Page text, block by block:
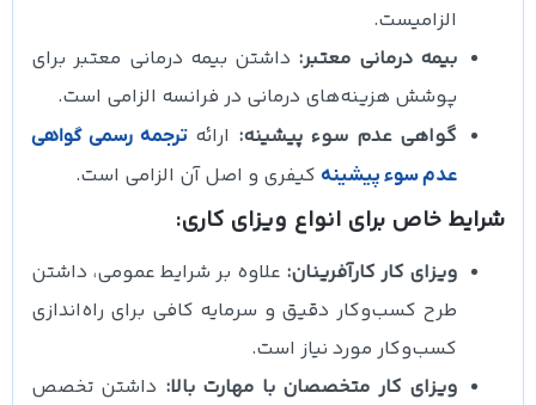
الزامیست.
بیمه درمانی معتبر: داشتن بیمه درمانی معتبر برای
پوشش هزینه‌های درمانی در فرانسه الزامی است.
گواهی عدم سوء پیشینه: ارائهترجمه رسمی گواهی
عدم سوء پیشینه کیفری و اصل آن الزامی است.
شرایط خاص برای انواع ویزای کاری:
ویزای کار کارآفرینان: علاوه بر شرایط عمومی، داشتن
طرح کسب‌وکار دقیق و سرمایه کافی برای راه‌اندازی
کسب‌وکار مورد نیاز است.
ویزای کار متخصصان با مهارت بالا: داشتن تخصص